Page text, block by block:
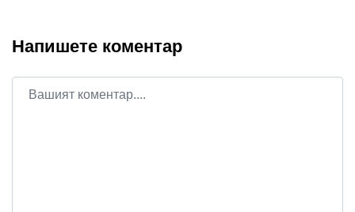
Напишете коментар